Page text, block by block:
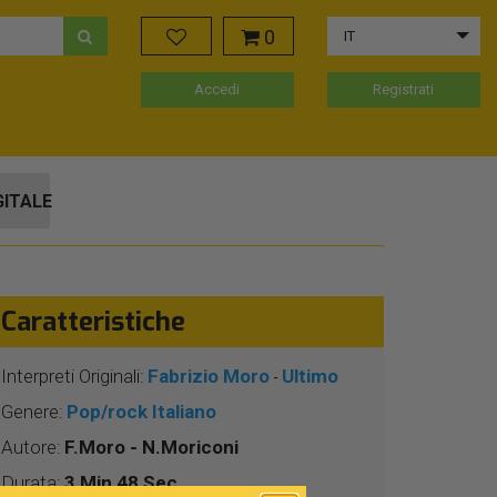
0 IT
Accedi Registrati
Caratteristiche
Interpreti Originali: Fabrizio Moro - Ultimo
Genere: Pop/rock Italiano
Autore: F.Moro - N.Moriconi
Durata:3 Min 48 Sec